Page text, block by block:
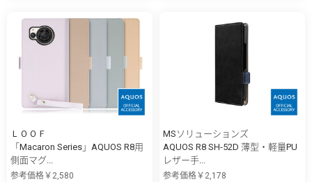
ＬＯＯＦ
「Macaron Series」AQUOS R8用
側面マグ...
参考価格￥2,580
MSソリューションズ
AQUOS R8 SH-52D 薄型・軽量PU
レザー手...
参考価格￥2,178